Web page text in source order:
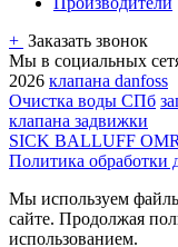
+ Заказать звонок
Мы в социальных
2026 клапана danfoss
Очистка воды СПб
клапана задвижки
SICK BALLUFF
Политика обработки
Мы используем
сайте. Продолжая
использованием.